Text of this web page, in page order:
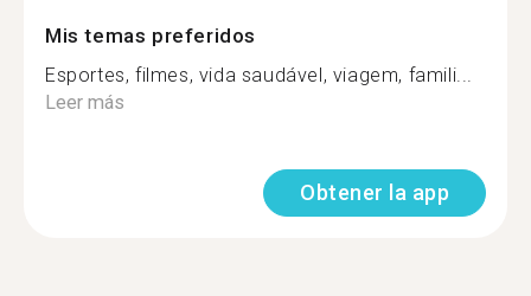
Mis temas preferidos
Esportes, filmes, vida saudável, viagem, famili...
Leer más
Obtener la app